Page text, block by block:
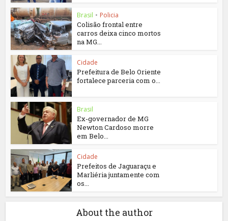
Brasil • Policia
Colisão frontal entre
carros deixa cinco mortos
na MG...
Cidade
Prefeitura de Belo Oriente
fortalece parceria com o...
Brasil
Ex-governador de MG
Newton Cardoso morre
em Belo...
Cidade
Prefeitos de Jaguaraçu e
Marliéria juntamente com
os...
About the author